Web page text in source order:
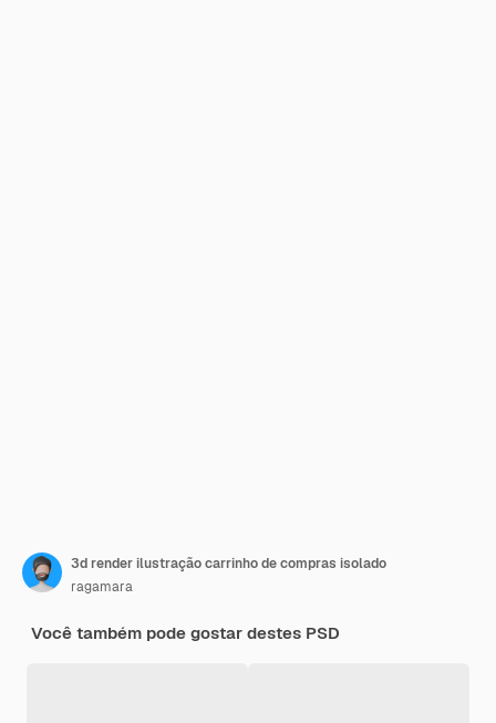
3d render ilustração carrinho de compras isolado
ragamara
Você também pode gostar destes PSD